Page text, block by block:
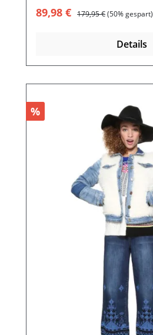
Verkaufspreis:
89,98 € Regulärer Preis:
179,95 €(50% gespart)
Details
%